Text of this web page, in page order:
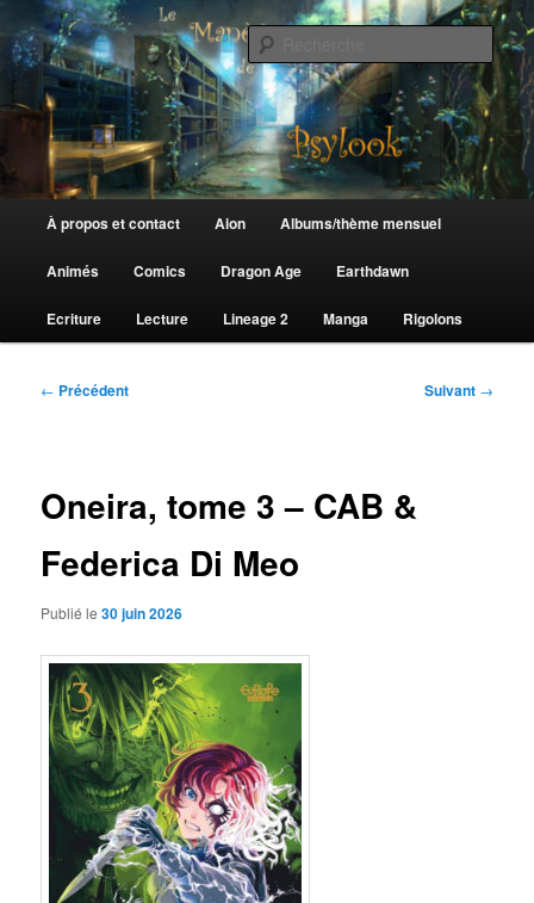
au
contenu
principalLe Manège de Psylook
principal
À propos et contact Aion Albums/thème mensuel
Animés Comics Dragon Age Earthdawn
Ecriture Lecture Lineage 2 Manga Rigolons
Navigation
← Précédent Suivant →
Oneira, tome 3 – CAB &
Federica Di Meo
Publié le30 juin 2026